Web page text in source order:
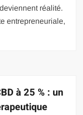
réalité.
entrepreneuriale,
à 25 % : un